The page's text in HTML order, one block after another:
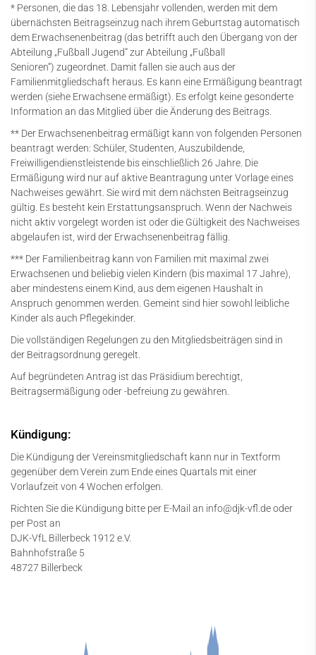
* Personen, die das 18. Lebensjahr vollenden, werden mit dem
übernächsten Beitragseinzug nach ihrem Geburtstag automatisch
dem Erwachsenenbeitrag (das betrifft auch den Übergang von der
Abteilung „Fußball Jugend“ zur Abteilung „Fußball
Senioren“) zugeordnet. Damit fallen sie auch aus der
Familienmitgliedschaft heraus. Es kann eine Ermäßigung beantragt
werden (siehe Erwachsene ermäßigt). Es erfolgt keine gesonderte
Information an das Mitglied über die Änderung des Beitrags.
** Der Erwachsenenbeitrag ermäßigt kann von folgenden Personen
beantragt werden: Schüler, Studenten, Auszubildende,
Freiwilligendienstleistende bis einschließlich 26 Jahre. Die
Ermäßigung wird nur auf aktive Beantragung unter Vorlage eines
Nachweises gewährt. Sie wird mit dem nächsten Beitragseinzug
gültig. Es besteht kein Erstattungsanspruch. Wenn der Nachweis
nicht aktiv vorgelegt worden ist oder die Gültigkeit des Nachweises
abgelaufen ist, wird der Erwachsenenbeitrag fällig.
*** Der Familienbeitrag kann von Familien mit maximal zwei
Erwachsenen und beliebig vielen Kindern (bis maximal 17 Jahre),
aber mindestens einem Kind, aus dem eigenen Haushalt in
Anspruch genommen werden. Gemeint sind hier sowohl leibliche
Kinder als auch Pflegekinder.
Die vollständigen Regelungen zu den Mitgliedsbeiträgen sind in
der Beitragsordnung geregelt.
Auf begründeten Antrag ist das Präsidium berechtigt,
Beitragsermäßigung oder -befreiung zu gewähren.
Kündigung:
Die Kündigung der Vereinsmitgliedschaft kann nur in Textform
gegenüber dem Verein zum Ende eines Quartals mit einer
Vorlaufzeit von 4 Wochen erfolgen.
Richten Sie die Kündigung bitte per E-Mail an info@djk-vfl.deoder
per Post an
DJK-VfL Billerbeck 1912 e.V.
Bahnhofstraße 5
48727 Billerbeck